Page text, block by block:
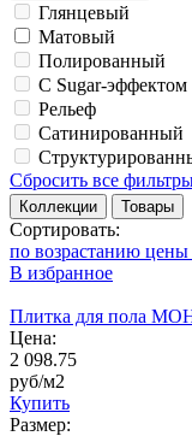
Глянцевый
Матовый
Полированный
С Sugar-эффектом
Рельеф
Сатинированный
Сбросить все
Коллекции
Товары
Сортировать:
по возрастанию цены
В избранное
Плитка для пола
Цена:
2 098.75
руб/м2
Купить
Размер: